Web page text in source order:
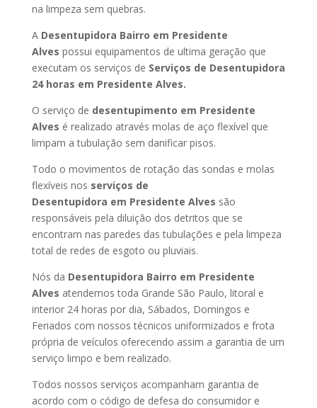
na limpeza sem quebras.
A Desentupidora Bairro em Presidente
Alves possui equipamentos de ultima geração que
executam os serviços de Serviços de Desentupidora
24 horas em Presidente Alves.
O serviço de desentupimento em Presidente
Alves é realizado através molas de aço flexível que
limpam a tubulação sem danificar pisos.
Todo o movimentos de rotação das sondas e molas
flexíveis nos serviços de
Desentupidora em Presidente Alves são
responsáveis pela diluição dos detritos que se
encontram nas paredes das tubulações e pela limpeza
total de redes de esgoto ou pluviais.
Nós da Desentupidora Bairro em Presidente
Alves atendemos toda Grande São Paulo, litoral e
interior 24 horas por dia, Sábados, Domingos e
Feriados com nossos técnicos uniformizados e frota
própria de veículos oferecendo assim a garantia de um
serviço limpo e bem realizado.
Todos nossos serviços acompanham garantia de
acordo com o código de defesa do consumidor e